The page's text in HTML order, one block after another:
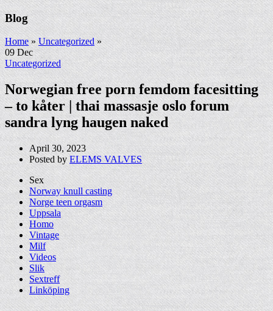
Blog
Home»Uncategorized »
09Dec
Uncategorized
Norwegian free porn femdom facesitting
– to kåter | thai massasje oslo forum
sandra lyng haugen naked
April 30, 2023
Posted byELEMS VALVES
Sex
Norway knull casting
Norge teen orgasm
Uppsala
Homo
Vintage
Milf
Videos
Slik
Sextreff
Linköping